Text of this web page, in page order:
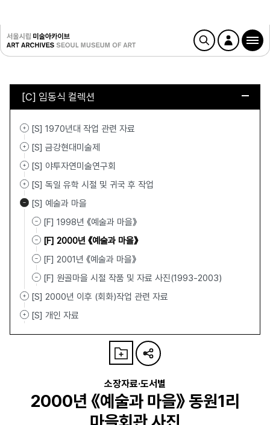
[C] 임동식 컬렉션
[S] 1970년대 작업 관련 자료
[S] 금강현대미술제
[S] 야투자연미술연구회
[S] 독일 유학 시절 및 귀국 후 작업
[S] 예술과 마을
[F] 1998년 《예술과 마을》
[F] 2000년 《예술과 마을》
[F] 2001년 《예술과 마을》
[F] 원골마을 시절 작품 및 자료 사진(1993-2003)
[S] 2000년 이후 (회화)작업 관련 자료
[S] 개인 자료
소장자료·도서별
2000년 《예술과 마을》 동원1리